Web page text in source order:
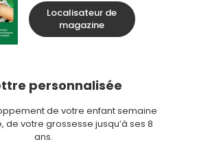
Localisateur de
magazine
personnalisée
de votre enfant semaine
de votre grossesse jusqu’à ses 8
ans.